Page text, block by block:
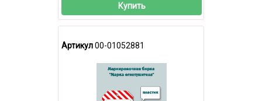
Купить
Артикул00-01052881